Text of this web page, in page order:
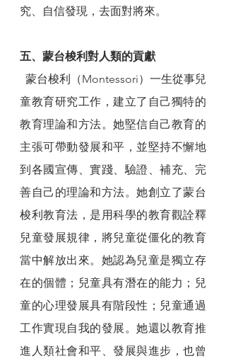
究、自信發現，去面對將來。
五、蒙台梭利對人類的貢獻
童教育研究工作，建立了自己獨特的
教育理論和方法。她堅信自己教育的
主張可帶動發展和平，並堅持不懈地
到各國宣傳、實踐、驗證、補充、完
善自己的理論和方法。她創立了蒙台
梭利教育法，是用科學的教育觀詮釋
兒童發展規律，將兒童從僵化的教育
當中解放出來。她認為兒童是獨立存
在的個體；兒童具有潛在的能力；兒
童的心理發展具有階段性；兒童通過
工作實現自我的發展。她還以教育推
進人類社會和平、發展與進步，也曾